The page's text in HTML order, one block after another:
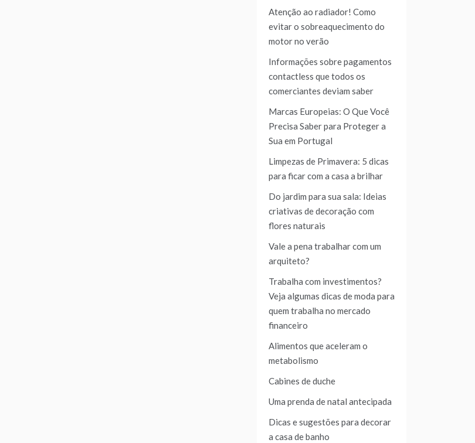
Atenção ao radiador! Como
evitar o sobreaquecimento do
motor no verão
Informações sobre pagamentos
contactless que todos os
comerciantes deviam saber
Marcas Europeias: O Que Você
Precisa Saber para Proteger a
Sua em Portugal
Limpezas de Primavera: 5 dicas
para ficar com a casa a brilhar
Do jardim para sua sala: Ideias
criativas de decoração com
flores naturais
Vale a pena trabalhar com um
arquiteto?
Trabalha com investimentos?
Veja algumas dicas de moda para
quem trabalha no mercado
financeiro
Alimentos que aceleram o
metabolismo
Cabines de duche
Uma prenda de natal antecipada
Dicas e sugestões para decorar
a casa de banho